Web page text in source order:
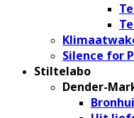
Silence for
Stiltelabo
Dender-